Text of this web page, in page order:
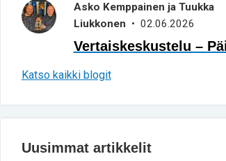
Asko Kemppainen ja Tuukka
Liukkonen • 02.06.2026
Vertaiskeskustelu –
Katso kaikki blogit
Uusimmat artikkelit